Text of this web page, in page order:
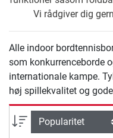
Vi rådgiver dig
Alle indoor
som konkurrenceborde
internationale kampe.
høj spillekvalitet og
springeegenskaber,
væsentlige aspekter på
sortering